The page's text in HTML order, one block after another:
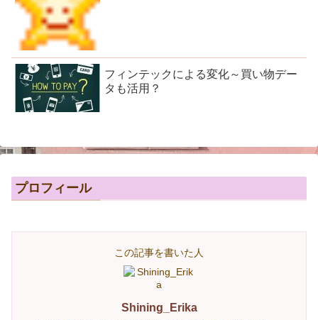
フィンテックによる変化～買い物デー
タも活用？
プロフィール
この記事を書いた人
Shining_Erika